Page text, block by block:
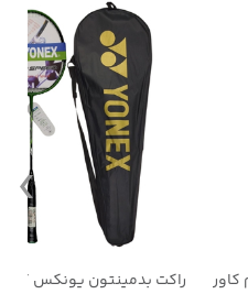
راکت بدمینتون یونکس NANOREY